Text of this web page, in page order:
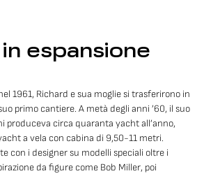
espansione
1961, Richard e sua moglie si trasferirono in
primo cantiere. A metà degli anni ’60, il suo
produceva circa quaranta yacht all’anno,
a vela con cabina di 9,50-11 metri.
con i designer su modelli speciali oltre i
da figure come Bob Miller, poi